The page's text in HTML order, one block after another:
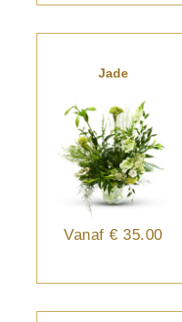
Jade
Vanaf € 35.00